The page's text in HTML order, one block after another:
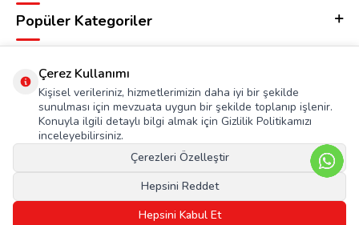
Popüler Kategoriler
Çerez Kullanımı
Kişisel verileriniz, hizmetlerimizin daha iyi bir şekilde
sunulması için mevzuata uygun bir şekilde toplanıp işlenir.
Konuyla ilgili detaylı bilgi almak için Gizlilik Politikamızı
inceleyebilirsiniz.
Çerezleri Özelleştir
Hepsini Reddet
Hepsini Kabul Et